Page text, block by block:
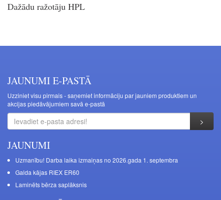
Dažādu ražotāju HPL
JAUNUMI E-PASTĀ
Uzziniet visu pirmais - saņemiet informāciju par jauniem produktiem un
akcijas piedāvājumiem savā e-pastā
JAUNUMI
Uzmanību! Darba laika izmaiņas no 2026.gada 1. septembra
Galda kājas RIEX ER60
Laminēts bērza saplāksnis